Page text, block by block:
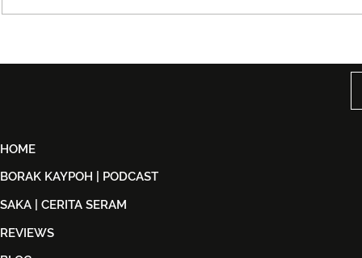
Dijual
HOME
BORAK KAYPOH | PODCAST
SAKA | CERITA SERAM
REVIEWS